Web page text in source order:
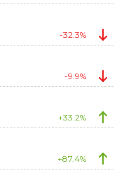
-32.3%
-9.9%
+33.2%
+87.4%